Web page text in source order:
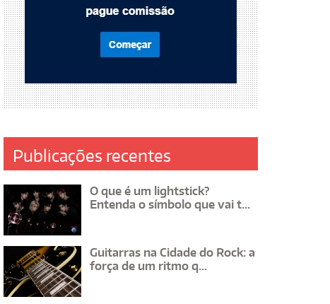
Publicações recentes
O que é um lightstick?
Entenda o símbolo que vai t...
Guitarras na Cidade do Rock: a
força de um ritmo q...